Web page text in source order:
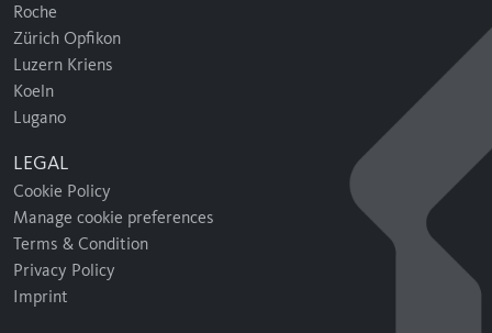
Roche
Zürich Opfikon
Luzern Kriens
Koeln
Lugano
LEGAL
Cookie Policy
Manage cookie preferences
Terms & Condition
Privacy Policy
Imprint